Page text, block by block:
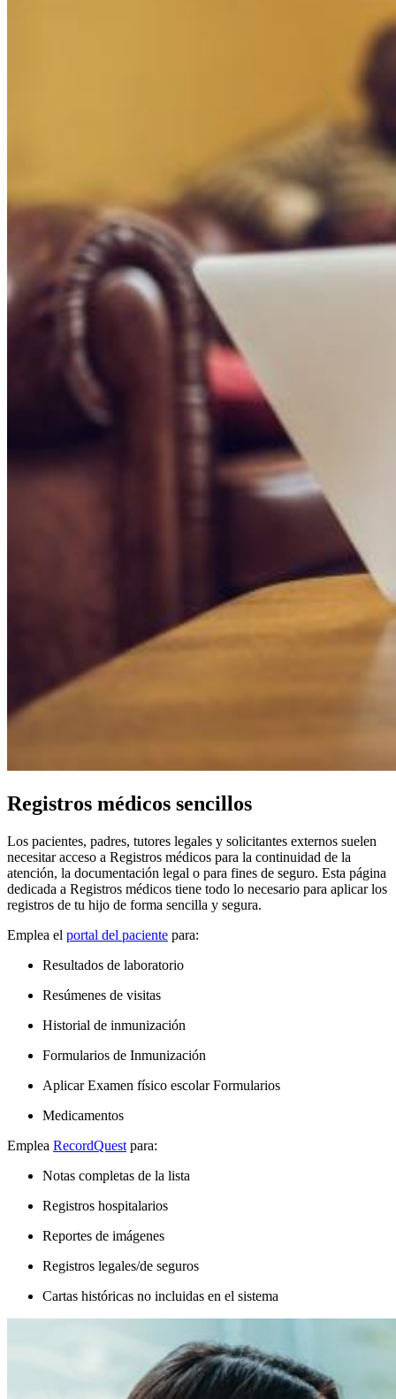
Registros médicos sencillos
Los pacientes, padres, tutores legales y solicitantes externos suelen
necesitar acceso a Registros médicos para la continuidad de la
atención, la documentación legal o para fines de seguro. Esta página
dedicada a Registros médicos tiene todo lo necesario para aplicar los
registros de tu hijo de forma sencilla y segura.
Emplea el portal del paciente para:
Resultados de laboratorio
Resúmenes de visitas
Historial de inmunización
Formularios de Inmunización
Aplicar Examen físico escolar Formularios
Medicamentos
Emplea RecordQuest para:
Notas completas de la lista
Registros hospitalarios
Reportes de imágenes
Registros legales/de seguros
Cartas históricas no incluidas en el sistema